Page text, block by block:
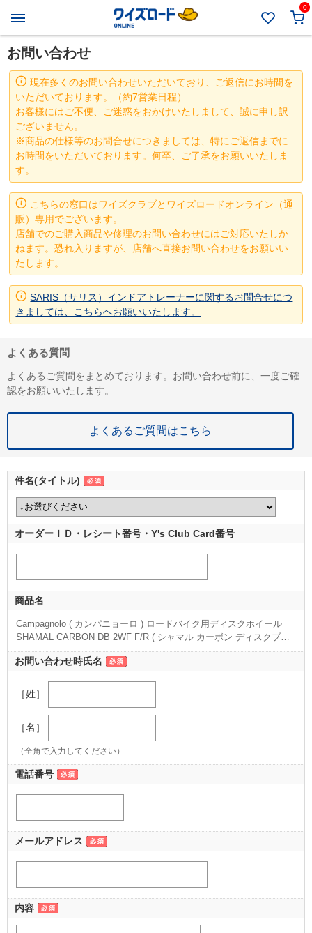
0
お問い合わせ
現在多くのお問い合わせいただいており、ご返信にお時間を
いただいております。（約7営業日程）
お客様にはご不便、ご迷惑をおかけいたしまして、誠に申し訳
ございません。
※商品の仕様等のお問合せにつきましては、特にご返信までに
お時間をいただいております。何卒、ご了承をお願いいたしま
す。
こちらの窓口はワイズクラブとワイズロードオンライン（通
販）専用でございます。
店舗でのご購入商品や修理のお問い合わせにはご対応いたしか
ねます。恐れ入りますが、店舗へ直接お問い合わせをお願いい
たします。
SARIS（サリス）インドアトレーナーに関するお問合せにつ
きましては、こちらへお願いいたします。
よくある質問
よくあるご質問をまとめております。お問い合わせ前に、一度ご確
認をお願いいたします。
よくあるご質問はこちら
件名(タイトル)
オーダーＩＤ・レシート番号・Y's Club Card番号
商品名
Campagnolo ( カンパニョーロ ) ロードバイク用ディスクホイール
SHAMAL CARBON DB 2WF F/R ( シャマル カーボン ディスクブレ
ーキ 2ウェイ-フィット F/R ) ブラック UD
（カンパ用(622x21C) ［推奨タイヤサイズ:ロード25-30/グラベル32-
50 ］ ブラック）
お問い合わせ時氏名
［姓］
［名］
（全角で入力してください）
電話番号
メールアドレス
内容